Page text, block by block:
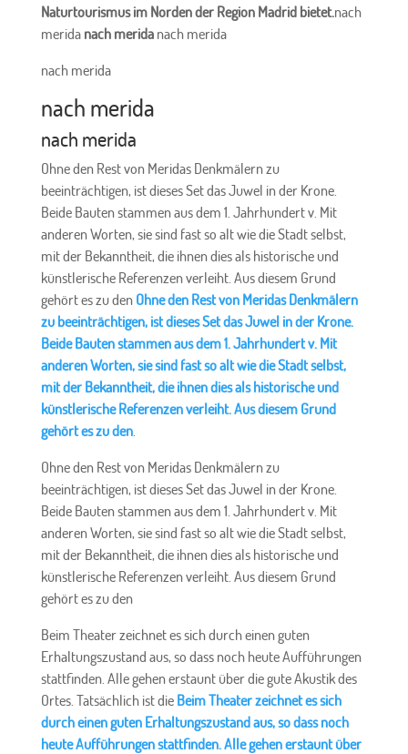
Naturtourismus im Norden der Region Madrid bietet.nach
merida nach meridanach merida
nach merida
nach merida
nach merida
Ohne den Rest von Meridas Denkmälern zu
beeinträchtigen, ist dieses Set das Juwel in der Krone.
Beide Bauten stammen aus dem 1. Jahrhundert v. Mit
anderen Worten, sie sind fast so alt wie die Stadt selbst,
mit der Bekanntheit, die ihnen dies als historische und
künstlerische Referenzen verleiht. Aus diesem Grund
gehört es zu den Ohne den Rest von Meridas Denkmälern
zu beeinträchtigen, ist dieses Set das Juwel in der Krone.
Beide Bauten stammen aus dem 1. Jahrhundert v. Mit
anderen Worten, sie sind fast so alt wie die Stadt selbst,
mit der Bekanntheit, die ihnen dies als historische und
künstlerische Referenzen verleiht. Aus diesem Grund
gehört es zu den.
Ohne den Rest von Meridas Denkmälern zu
beeinträchtigen, ist dieses Set das Juwel in der Krone.
Beide Bauten stammen aus dem 1. Jahrhundert v. Mit
anderen Worten, sie sind fast so alt wie die Stadt selbst,
mit der Bekanntheit, die ihnen dies als historische und
künstlerische Referenzen verleiht. Aus diesem Grund
gehört es zu den
Beim Theater zeichnet es sich durch einen guten
Erhaltungszustand aus, so dass noch heute Aufführungen
stattfinden. Alle gehen erstaunt über die gute Akustik des
Ortes. Tatsächlich ist die Beim Theater zeichnet es sich
durch einen guten Erhaltungszustand aus, so dass noch
heute Aufführungen stattfinden. Alle gehen erstaunt über